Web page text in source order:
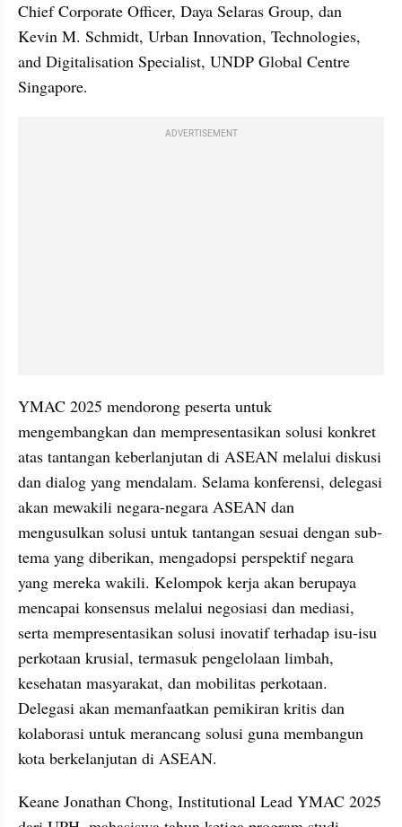
Chief Corporate Officer, Daya Selaras Group, dan
Kevin M. Schmidt, Urban Innovation, Technologies,
and Digitalisation Specialist, UNDP Global Centre
Singapore.
ADVERTISEMENT
YMAC 2025 mendorong peserta untuk
mengembangkan dan mempresentasikan solusi konkret
atas tantangan keberlanjutan di ASEAN melalui diskusi
dan dialog yang mendalam. Selama konferensi, delegasi
akan mewakili negara-negara ASEAN dan
mengusulkan solusi untuk tantangan sesuai dengan sub-
tema yang diberikan, mengadopsi perspektif negara
yang mereka wakili. Kelompok kerja akan berupaya
mencapai konsensus melalui negosiasi dan mediasi,
serta mempresentasikan solusi inovatif terhadap isu-isu
perkotaan krusial, termasuk pengelolaan limbah,
kesehatan masyarakat, dan mobilitas perkotaan.
Delegasi akan memanfaatkan pemikiran kritis dan
kolaborasi untuk merancang solusi guna membangun
kota berkelanjutan di ASEAN.
Keane Jonathan Chong, Institutional Lead YMAC 2025